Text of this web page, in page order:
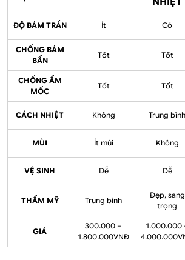
ĐỘ BÁM TRẦN Ít Có
CHỐNG BÁM
BẨN
Tốt Tốt
CHỐNG ẨM
MỐC
Tốt Tốt
CÁCH NHIỆT Không Trung bình
MÙI Ít mùi Không
VỆ SINH Dễ Dễ
THẨM MỸ Trung bình
Đẹp, sang
trọng
GIÁ
300.000 –
1.800.000VNĐ
1.000.000